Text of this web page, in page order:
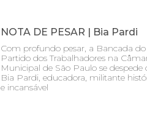
NOTA DE PESAR | Bia Pardi
Com profundo pesar, a Bancada do
Partido dos Trabalhadores na
Municipal de São Paulo se despede
Bia Pardi, educadora, militante
e incansável